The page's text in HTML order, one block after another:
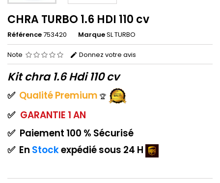
CHRA TURBO 1.6 HDI 110 cv
Référence753420 MarqueSL TURBO
Note Donnez votre avis
Kit chra 1.6 Hdi 110 cv
✅ QualitéPremium 🏆
✅ GARANTIE 1 AN
✅ Paiement 100 % Sécurisé
✅ En Stockexpédié sous 24 H